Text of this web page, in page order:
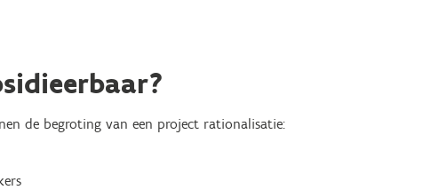
de begroting van een project rationalisatie: